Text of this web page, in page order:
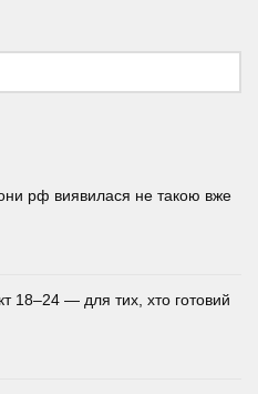
рф виявилася не такою вже
18–24 — для тих, хто готовий